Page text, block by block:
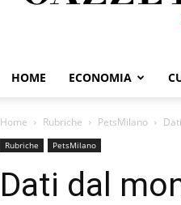
HOME ECONOMIA
Home Rubriche PetsMilano
Rubriche PetsMilano
Dati dal